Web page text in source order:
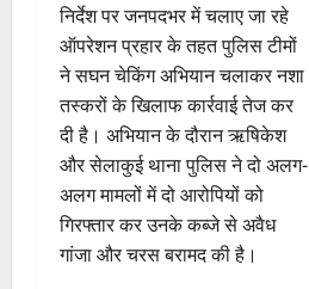
निर्देश पर जनपदभर में चलाए जा रहे
ऑपरेशन प्रहार के तहत पुलिस टीमों
ने सघन चेकिंग अभियान चलाकर नशा
तस्करों के खिलाफ कार्रवाई तेज कर
दी है। अभियान के दौरान ऋषिकेश
और सेलाकुई थाना पुलिस ने दो अलग-
अलग मामलों में दो आरोपियों को
गिरफ्तार कर उनके कब्जे से अवैध
गांजा और चरस बरामद की है।